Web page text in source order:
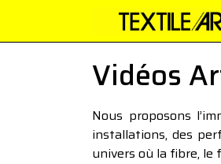
Vidéos
Nous proposons
installations, des
univers où la fibre, le